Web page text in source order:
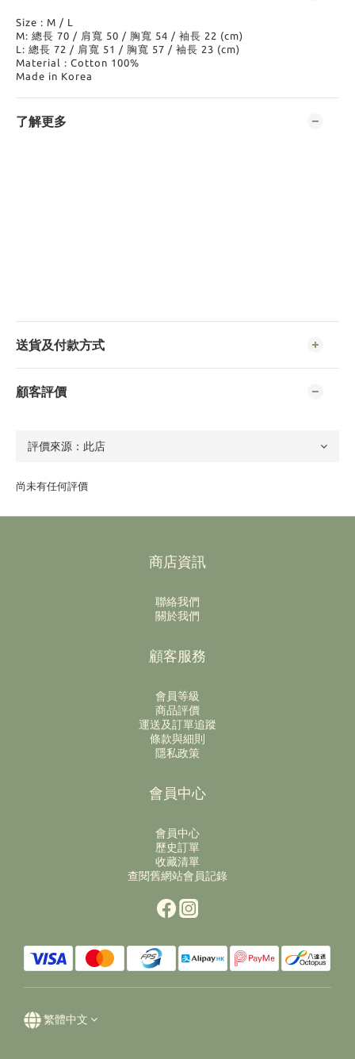
Size : M / L
M: 總長 70 / 肩寬 50 / 胸寬 54 / 袖長 22 (cm)
L: 總長 72 / 肩寬 51 / 胸寬 57 / 袖長 23 (cm)
Material : Cotton 100%
Made in Korea
了解更多
送貨及付款方式
顧客評價
尚未有任何評價
商店資訊
聯絡我們
關於我們
顧客服務
會員等級
商品評價
運送及訂單追蹤
條款與細則
隱私政策
會員中心
會員中心
歷史訂單
收藏清單
查閱舊網站會員記錄
繁體中文